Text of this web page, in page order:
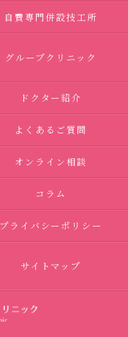
自費専門併設技工所
グループクリニック
ドクター紹介
よくあるご質問
オンライン相談
コラム
プライバシーポリシー
サイトマップ